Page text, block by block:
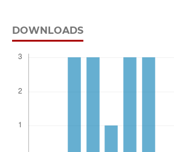
DOWNLOADS